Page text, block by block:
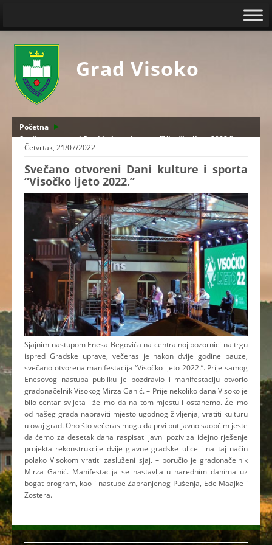
Grad Visoko
Početna
Svečano otvoreni Dani kulture i sporta "Visočko ljeto 2022."
Četvrtak, 21/07/2022
Svečano otvoreni Dani kulture i sporta
“Visočko ljeto 2022.”
Sjajnim nastupom Enesa Begovića na centralnoj pozornici na trgu
ispred Gradske uprave, večeras je nakon dvije godine pauze,
svečano otvorena manifestacija “Visočko ljeto 2022.”. Prije samog
Enesovog nastupa publiku je pozdravio i manifestaciju otvorio
gradonačelnik Visokog Mirza Ganić. – Prije nekoliko dana Visoko je
bilo centar svijeta i želimo da na tom mjestu i ostanemo. Želimo
od našeg grada napraviti mjesto ugodnog življenja, vratiti kulturu
u ovaj grad. Ono što večeras mogu da prvi put javno saopćim jeste
da ćemo za desetak dana raspisati javni poziv za idejno rješenje
projekta rekonstrukcije dvije glavne gradske ulice i na taj način
polako Visokom vratiti zasluženi sjaj. – poručio je gradonačelnik
Mirza Ganić. Manifestacija se nastavlja u narednim danima uz
bogat program, kao i nastupe Zabranjenog Pušenja, Ede Maajke i
Zostera.